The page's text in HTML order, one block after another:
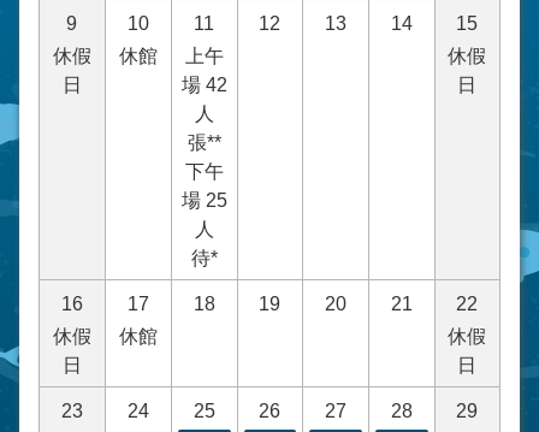
9
休假
日
10
休館
11
上午
場 42
人
張**
下午
場 25
人
待*
12 13 14
15
休假
日
16
休假
日
17
休館
18 19 20 21
22
休假
日
23
24
25 26 27 28
29